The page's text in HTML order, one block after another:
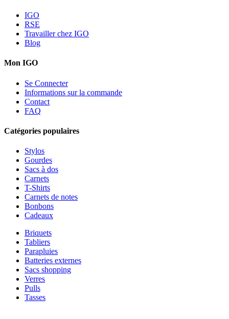
IGO
RSE
Travailler chez IGO
Blog
Mon IGO
Se Connecter
Informations sur la commande
Contact
FAQ
Catégories populaires
Stylos
Gourdes
Sacs à dos
Carnets
T-Shirts
Carnets de notes
Bonbons
Cadeaux
Briquets
Tabliers
Parapluies
Batteries externes
Sacs shopping
Verres
Pulls
Tasses